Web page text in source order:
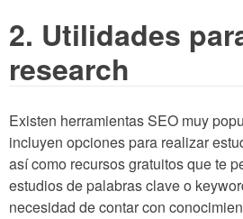
2. Utilidades
research
Existen herramientas SEO muy
incluyen opciones para realizar
así como recursos gratuitos que te
estudios de palabras clave o
necesidad de contar con